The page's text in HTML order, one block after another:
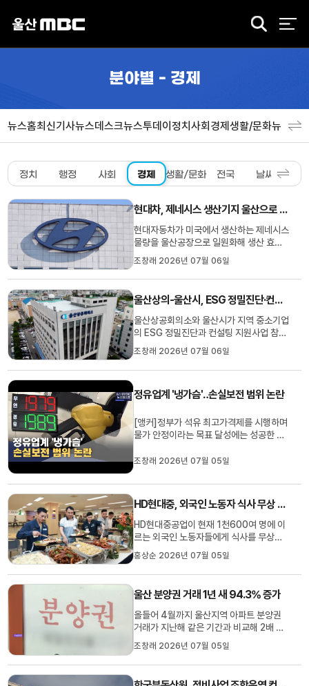
검
분야별 - 경제
뉴스홈최신기사뉴스데스크뉴스투데이정치사회경제생활/문화뉴스특
정치 행정 사회 경제 생활/문화 전국 날씨
현대차, 제네시스 생산기지 울산으로 일원화
현대자동차가 미국에서 생산하는 제네시스
물량을 울산공장으로 일원화해 생산 효율
성을 높이기로 했습니다.대신 미국 현지 수
요를 고려해 팰리세이드 하이브리드 생산
물량 일부를 미국 공장으로 옮기기로 했습
전동화 모델에 더해 아이오닉5, GV70
EREV 등을 7만 대 이상 생산할 예정...
조창래 2026년 07월 06일
울산상의-울산시, ESG 정밀진단·컨설팅 지원사업
울산상공회의소와 울산시가 지역 중소기업
의 ESG 정밀진단과 컨설팅 지원사업 참여
기업을 모집합니다.이번 사업은 ESG 대응
여력이 부족한 지역 중소기업이 자사의
ESG 수준을 점검하고 개선 방향 수립을 지
선정된 기업에는 정밀진단 보고서와 진단
조창래 2026년 07월 06일
정유업계 '냉가슴'‥손실보전 범위 논란
[앵커]정부가 석유 최고가격제를 시행하며
물가 안정이라는 목표 달성에는 성공한 모
보전 논의를 벌여야 하는 정유업계의 속내
조창래 기자가 취재했습니다.[리포트]정부
가 석유 최고가격을 리터당 150원 인하하
며 물가 안정에 속도를 내고...
조창래 2026년 07월 05일
HD현대중, 외국인 노동자 식사 무상 지원 '소급 적용'
HD현대중공업이 현재 1천600여 명에 이
르는 외국인 노동자들에게 식사를 무상으
로 제공하기로 했습니다.식사 제공은
2023년 1월부터 소급 적용해 그동안 월급
에서 공제해왔던 식비를 1인당 평균 700
공업은 외국인 노동자들이 기본급과 고정
수당을 줄이는 대신 고정연장근로수당을 ...
홍상순 2026년 07월 05일
울산 분양권 거래 1년 새 94.3% 증가
올들어 4월까지 울산지역 아파트 분양권
거래가 지난해 같은 기간과 비교해 2배 가
까이 증가한 것으로 나타났습니다.한국부
동산원에 따르면 4월까지 울산의 아파트
분양권 전매 건수는 511건으로, 지난해 같
조창래 2026년 07월 05일